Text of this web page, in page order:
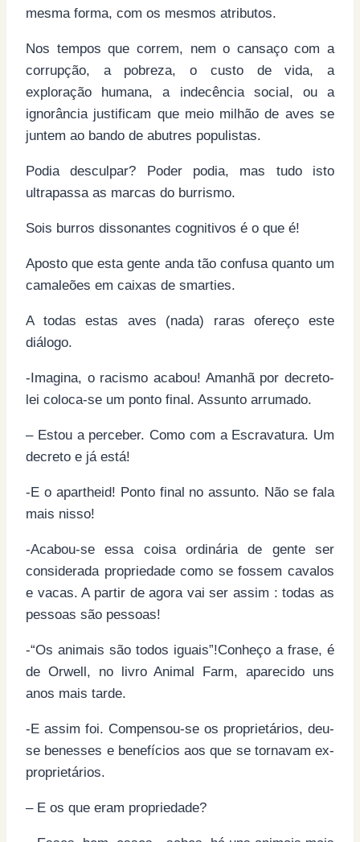
mesma forma, com os mesmos atributos.
Nos tempos que correm, nem o cansaço com a
corrupção, a pobreza, o custo de vida, a
exploração humana, a indecência social, ou a
ignorância justificam que meio milhão de aves se
juntem ao bando de abutres populistas.
Podia desculpar? Poder podia, mas tudo isto
ultrapassa as marcas do burrismo.
Sois burros dissonantes cognitivos é o que é!
Aposto que esta gente anda tão confusa quanto um
camaleões em caixas de smarties.
A todas estas aves (nada) raras ofereço este
diálogo.
-Imagina, o racismo acabou! Amanhã por decreto-
lei coloca-se um ponto final. Assunto arrumado.
– Estou a perceber. Como com a Escravatura. Um
decreto e já está!
-E o apartheid! Ponto final no assunto. Não se fala
mais nisso!
-Acabou-se essa coisa ordinária de gente ser
considerada propriedade como se fossem cavalos
e vacas. A partir de agora vai ser assim : todas as
pessoas são pessoas!
-“Os animais são todos iguais”!Conheço a frase, é
de Orwell, no livro Animal Farm, aparecido uns
anos mais tarde.
-E assim foi. Compensou-se os proprietários, deu-
se benesses e benefícios aos que se tornavam ex-
proprietários.
– E os que eram propriedade?